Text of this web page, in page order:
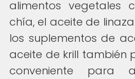
alimentos vegetales
chía, el aceite de
los suplementos de
aceite de krill también
conveniente para